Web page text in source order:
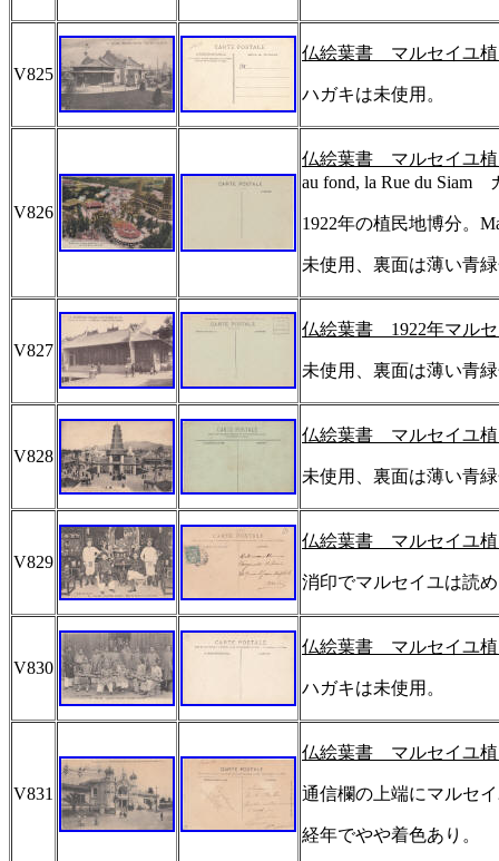
V825
仏絵葉書 マルセイユ
ハガキは未使用。
V826
仏絵葉書 マルセイユ
au fond, la Rue du Siam
1922年の植民地博分。
未使用、裏面は薄い青
V827
仏絵葉書 1922年マル
未使用、裏面は薄い青
V828
仏絵葉書 マルセイユ
未使用、裏面は薄い青
V829
仏絵葉書 マルセイユ
消印でマルセイユは読
V830
仏絵葉書 マルセイユ
ハガキは未使用。
V831
仏絵葉書 マルセイユ
通信欄の上端にマルセ
経年でやや着色あり。